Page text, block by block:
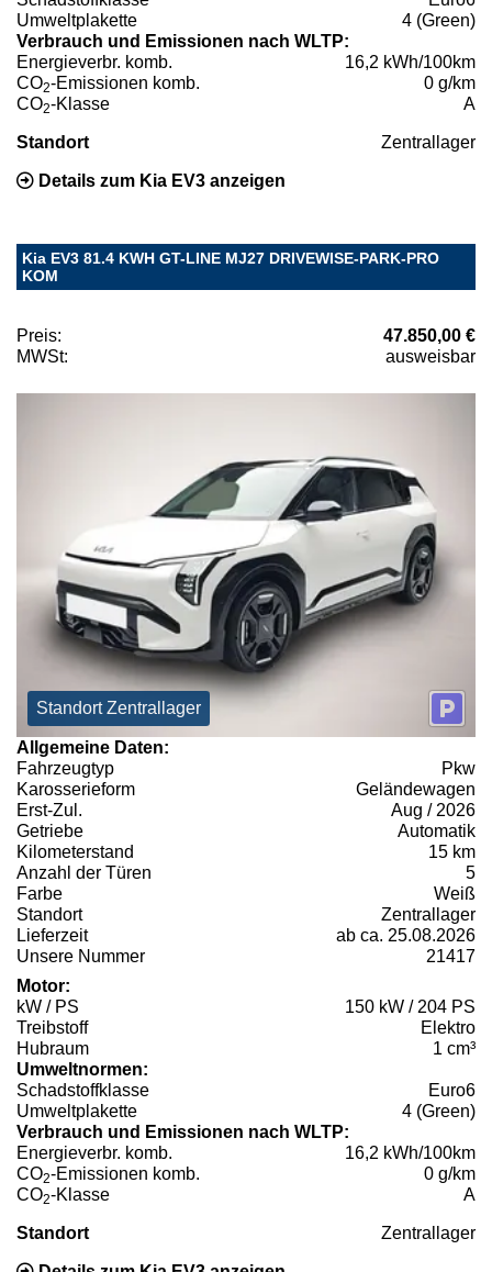
Umweltplakette
4 (Green)
Verbrauch und Emissionen nach WLTP:
Energieverbr. komb.
16,2 kWh/100km
CO2-Emissionen komb.
0 g/km
CO2-Klasse A
Standort Zentrallager
Details zum Kia EV3 anzeigen
Kia EV3 81.4 KWH GT-LINE MJ27 DRIVEWISE-PARK-PRO
KOM
Preis:
47.850,00 €
MWSt:
ausweisbar
Standort Zentrallager
Allgemeine Daten:
Fahrzeugtyp
Pkw
Karosserieform
Geländewagen
Erst-Zul.
Aug / 2026
Getriebe
Automatik
Kilometerstand
15 km
Anzahl der Türen
5
Farbe
Weiß
Standort
Zentrallager
Lieferzeit
ab ca. 25.08.2026
Unsere Nummer
21417
Motor:
kW / PS
150 kW / 204 PS
Treibstoff
Elektro
Hubraum
1 cm³
Umweltnormen:
Schadstoffklasse
Euro6
Umweltplakette
4 (Green)
Verbrauch und Emissionen nach WLTP:
Energieverbr. komb.
16,2 kWh/100km
CO2-Emissionen komb.
0 g/km
CO2-Klasse A
Standort Zentrallager